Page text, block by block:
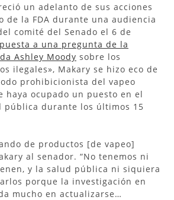
un adelanto de sus acciones
de la FDA durante una audiencia
comité del Senado el 6 de
a una pregunta de la
Ashley Moody sobre los
ilegales», Makary se hizo eco de
prohibicionista del vapeo
haya ocupado un puesto en el
pública durante los últimos 15
de productos [de vapeo]
al senador. “No tenemos ni
y la salud pública ni siquiera
porque la investigación en
mucho en actualizarse…